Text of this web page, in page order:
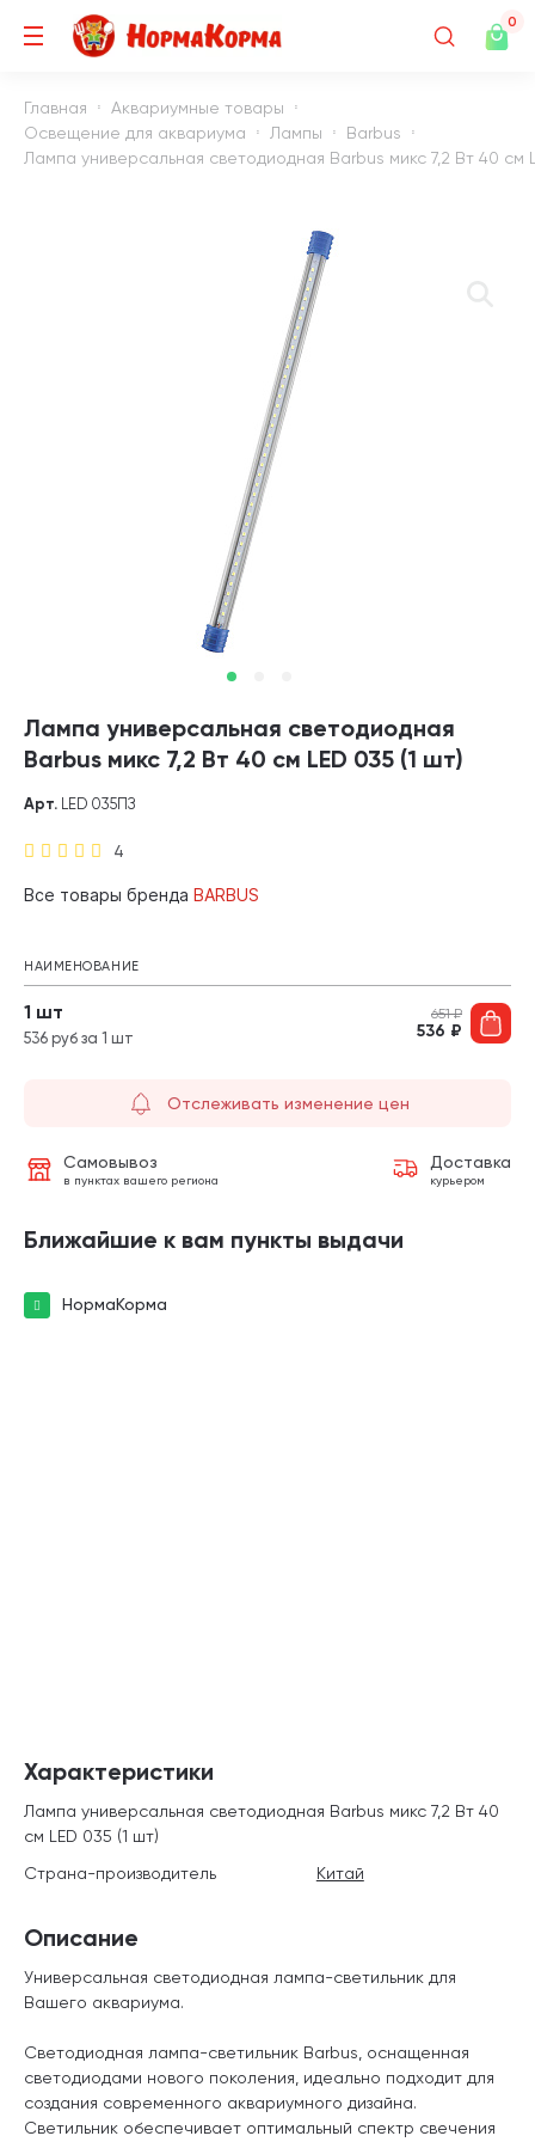
0
Главная
Аквариумные товары
Освещение для аквариума
Лампы
Barbus
Лампа универсальная светодиодная Barbus микс 7,2 Вт 40 см
Лампа универсальная светодиодная
Barbus микс 7,2 Вт 40 см LED 035 (1 шт)
4
Арт. LED 035ПЗ
Все товары бренда BARBUS
НАИМЕНОВАНИЕ
1 шт
536 руб за 1 шт
651₽
536 ₽
Отслеживать изменение цен
Самовывоз
в пунктах вашего региона
Доставка
курьером
Ближайшие к вам пункты выдачи
НормаКорма
Описание
Универсальная светодиодная лампа-светильник для
Вашего аквариума.
Светодиодная лампа-светильник Barbus, оснащенная
светодиодами нового поколения, идеально подходит для
создания современного аквариумного дизайна.
Светильник обеспечивает оптимальный спектр свечения
Характеристики
Лампа универсальная светодиодная Barbus микс 7,2 Вт 40
см LED 035 (1 шт)
Страна-производитель
Китай